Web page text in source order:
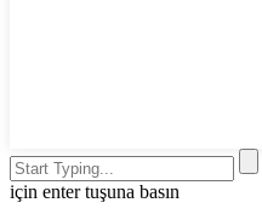
için enter tuşuna basın